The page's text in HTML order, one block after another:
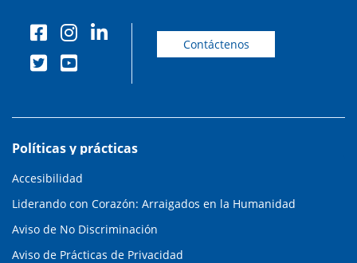
Contáctenos
Políticas y prácticas
Accesibilidad
Liderando con Corazón: Arraigados en la Humanidad
Aviso de No Discriminación
Aviso de Prácticas de Privacidad